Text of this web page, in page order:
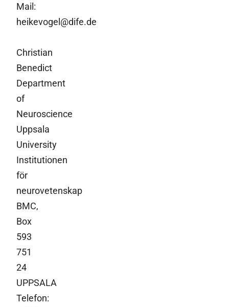
Mail:
heikevogel@dife.de
Christian
Benedict
Department
of
Neuroscience
Uppsala
University
Institutionen
för
neurovetenskap
BMC,
Box
593
751
24
UPPSALA
Telefon: